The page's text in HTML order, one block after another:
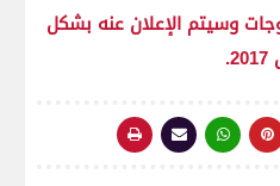
التشغيل أندرويد 7.0 نوجات وسيتم الإعلان عنه بشكل